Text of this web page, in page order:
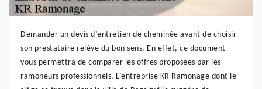
Demander un devis d’entretien de cheminée avant de choisir
son prestataire relève du bon sens. En effet, ce document
vous permettra de comparer les offres proposées par les
ramoneurs professionnels. L’entreprise KR Ramonage dont le